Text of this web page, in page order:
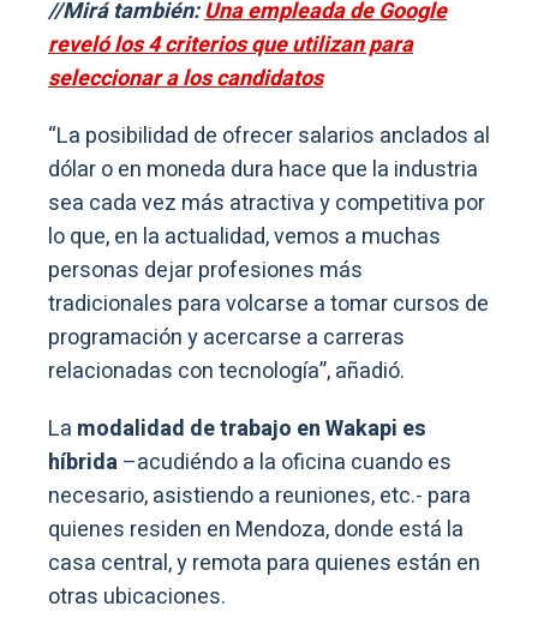
//Mirá también:Una empleada de Google
reveló los 4 criterios que utilizan para
seleccionar a los candidatos
“La posibilidad de ofrecer salarios anclados al
dólar o en moneda dura hace que la industria
sea cada vez más atractiva y competitiva por
lo que, en la actualidad, vemos a muchas
personas dejar profesiones más
tradicionales para volcarse a tomar cursos de
programación y acercarse a carreras
relacionadas con tecnología”, añadió.
La modalidad de trabajo en Wakapi es
híbrida–acudiéndo a la oficina cuando es
necesario, asistiendo a reuniones, etc.- para
quienes residen en Mendoza, donde está la
casa central, y remota para quienes están en
otras ubicaciones.